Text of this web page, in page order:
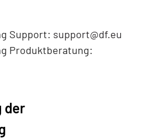
Support: support@df.eu
Produktberatung:
der